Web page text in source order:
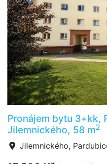
Pronájem bytu 3+kk,
Jilemnického, 58 m2
Jilemnického,